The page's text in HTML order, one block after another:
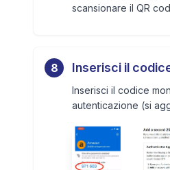
scansionare il QR
8 Inserisci il
Inserisci il codice
autenticazione (si